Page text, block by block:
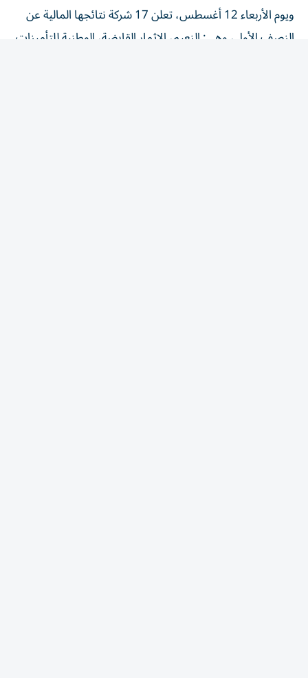
ويوم الأربعاء 12 أغسطس، تعلن 17 شركة نتائجها المالية عن
النصف الأول، وهي: النعيم، الإثمار القابضة، الوطنية للتأمينات